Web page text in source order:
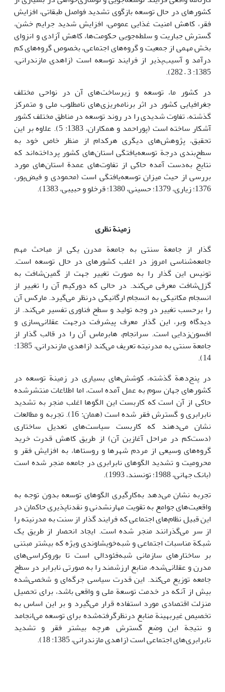
کشورهای در حال توسعه بازگوی تشدید فواصل طبقاتی، افزایش
فقر، کاهش امنیت غذایی عمومی، افزایش شدید جرایم خشن،
گسترش جباریت و سلطه‌جویی حکومت‌ها، کاهش آزادی و انزوای
بخش مهمی از جمعیت و گروه‌های اجتماعی، بخصوص گروه‌های کم
درآمد و آسیب‌پذیر از فرایند توسعه است (زاهدی مازندرانی،
1385: 3 – 282).
در کشور ما، توسعه و زیرساخت‌های آن در نواحی مختلف
جغرافیایی کشور در اثر برنامه‌ریزی‌های نامطلوب ملی و متمرکز
گذشته، تفاوت شدیدی را در روند توسعه در مناطق مختلف کشور
آشکار ساخته است (پوراحمد و همکاران، 1383: 5). علاوه بر این
تحقیق، پژوهش‌های دیگری هرکدام از منظر خاص خود به
سطح‌بندی درجة توسعه‌یافتگی استان‌های کشور پرداخته‌اند که
نتایج به‌دست آمده حاکی از تفاوت‌های عمدة استان‌های مورد
بررسی از حیث میزان توسعه‌یافتگی است (محمودی و فیض‌پور،
1376؛ زیاری، 1379؛ حسینی، 1380؛ قرخلو و حبیبی، 1383).
زمینة نظری
گذار از جامعة سنتی به جامعة مدرن یکی از مباحث مهم
جامعه‌شناسی امروز در اغلب کشورهای در حال توسعه است.
تونیس این گذار را به صورت تغییر جهت از گمین‌شافت به
گزل‌شافت معرفی می‌کند. در حالی که دورکیم آن را تغییر از
انسجام مکانیکی به انسجام ارگانیکی درنظر می‌گیرد. مارکس آن
را برحسب تغییر در وجه تولید و سطح فناوری تفسیر می‌کند. از
دیدگاه وبر، این گذار معرف پیشرفت درجهت عقلانی‌سازی و
افسون‌زدایی است. سرانجام، هابرماس آن را در قالب گذار از
جامعة سنتی به مدرنیته تعریف می‌کند (زاهدی مازندرانی، 1385:
14).
در پنج‌دهة گذشته، کوشش‌های بسیاری در زمینة توسعه در
کشورهای جهان سوم به عمل آمده است، اما اطلاعات منتشرشده
حاکی از آن است که کاربست این الگوها اغلب منجر به تشدید
نابرابری و گسترش فقر شده است (همان: 16). تجربه و مطالعات
نشان می‌دهند که کاربست سیاست‌های تعدیل ساختاری
(دست‌کم در مراحل آغازین آن) از طریق کاهش قدرت خرید
گروه‌های وسیعی از مردم شهرها و روستاها، به افزایش فقر و
محرومیت و تشدید الگوهای نابرابری در جامعه منجر شده است
(بانک جهانی، 1988؛ تونسند، 1993).
تجربه نشان می‌دهد به‌کارگیری الگوهای توسعه بدون توجه به
واقعیت‌های جوامع به تقویت مهارنشدنی و نقدناپذیری حاکمان در
این قبیل نظام‌های اجتماعی که فرایند گذار از سنت به مدرنیته را
از سر می‌گذرانند منجر شده است. ایجاد انحصار از طریق یک
شبکة مناسبات اجتماعی و شبه‌خویشاوندی ویژه که بیشتر مبتنی
بر ساختارهای سازمانی شبه‌فئودالی است تا بوروکراسی‌های
مدرن و عقلانی‌شده، منابع ارزشمند را به صورتی نابرابر در سطح
جامعه توزیع می‌کند. این قدرت سیاسی جرگه‌ای و شخصی‌شده
بیش از آنکه در خدمت توسعة ملی و واقعی باشد، برای تحصیل
منزلت اقتصادی مورد استفاده قرار می‌گیرد و بر این اساس به
تخصیص غیربهینة منابع درنظرگرفته‌شده برای توسعه می‌انجامد
و نتیجة این وضع گسترش هرچه بیشتر فقر و تشدید
نابرابری‌های اجتماعی است (زاهدی مازندرانی، 1385: 18).